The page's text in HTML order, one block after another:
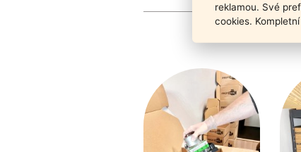
reklamou. Své
cookies.